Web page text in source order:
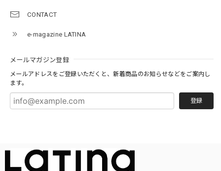
CONTACT
e-magazine LATINA
メールマガジン登録
メールアドレスをご登録いただくと、新着商品のお知らせなどをご案内し
ます。
登録